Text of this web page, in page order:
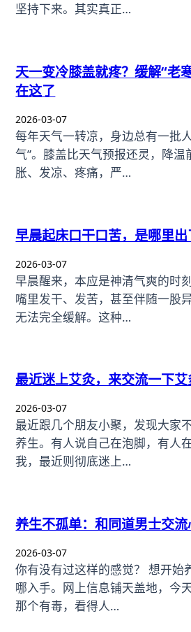
坚持下来。其实真正…
天一变冷膝盖就疼？缓解“老
在这了
2026-03-07
每年天气一转凉，身边总有一批
气”。膝盖比天气预报还灵，降温
胀、发凉、疼痛，严…
早晨起床口干口苦，是哪里出
2026-03-07
早晨醒来，本应是神清气爽的时
嘴里发干、发苦，甚至伴随一股
无法完全缓解。这种…
最近迷上艾灸，来交流一下
2026-03-07
最近跟几个朋友小聚，发现大家
养生。有人说自己在泡脚，有人
我，最近则彻底迷上…
养生不孤单：和同道男士交
2026-03-07
你有没有过这样的感觉？ 想开始
哪入手。网上信息铺天盖地，今
那个有毒，看得人…